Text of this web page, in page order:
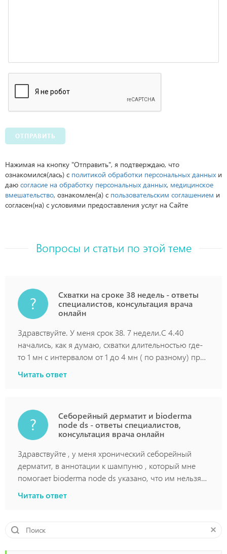
ОТПРАВИТЬ
Нажимая на кнопку "Отправить", я подтверждаю, что
ознакомился(лась) с политикой обработки персональных данных и
даю согласие на обработку персональных данных, медицинское
вмешательство, ознакомлен(а) с пользовательским соглашением и
согласен(на) с условиями предоставления услуг на Сайте
Вопросы и статьи по этой теме
Схватки на сроке 38 недель - ответы
специалистов, консультация врача
онлайн
Здравствуйте. У меня срок 38. 7 недели.С 4.40
начались, как я думаю, схватки длительностью где-
то 1 мн с интервалом от 1 до 4 мн ( по разному) при
Читать ответ
Себорейный дерматит и bioderma
node ds - ответы специалистов,
консультация врача онлайн
Здравствуйте , у меня хронический себорейный
дерматит, в аннотации к шампуню , который мне
помогает bioderma node ds указано, что им нельзя
плода?Спасибо
Читать ответ